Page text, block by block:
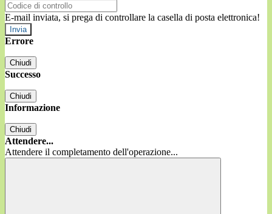
E-mail inviata, si prega di controllare la casella di posta elettronica!
Errore
Chiudi
Successo
Chiudi
Informazione
Chiudi
Attendere...
Attendere il completamento dell'operazione...